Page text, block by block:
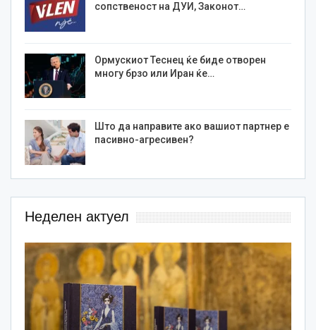
сопственост на ДУИ, Законот…
Ормускиот Теснец ќе биде отворен
многу брзо или Иран ќе…
Што да направите ако вашиот партнер е
пасивно-агресивен?
Неделен актуел